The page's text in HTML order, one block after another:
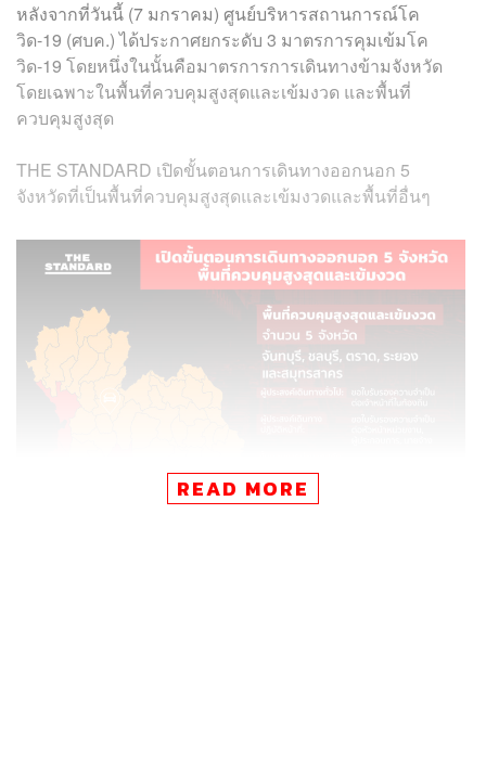
หลังจากที่วันนี้ (7 มกราคม) ศูนย์บริหารสถานการณ์โค
วิด-19 (ศบค.) ได้ประกาศยกระดับ 3 มาตรการคุมเข้มโค
วิด-19 โดยหนึ่งในนั้นคือมาตรการการเดินทางข้ามจังหวัด
โดยเฉพาะในพื้นที่ควบคุมสูงสุดและเข้มงวด และพื้นที่
ควบคุมสูงสุด
THE STANDARD เปิดขั้นตอนการเดินทางออกนอก 5
จังหวัดที่เป็นพื้นที่ควบคุมสูงสุดและเข้มงวดและพื้นที่อื่นๆ
READ MORE